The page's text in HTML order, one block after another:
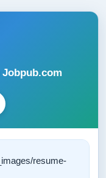
Jobpub.com